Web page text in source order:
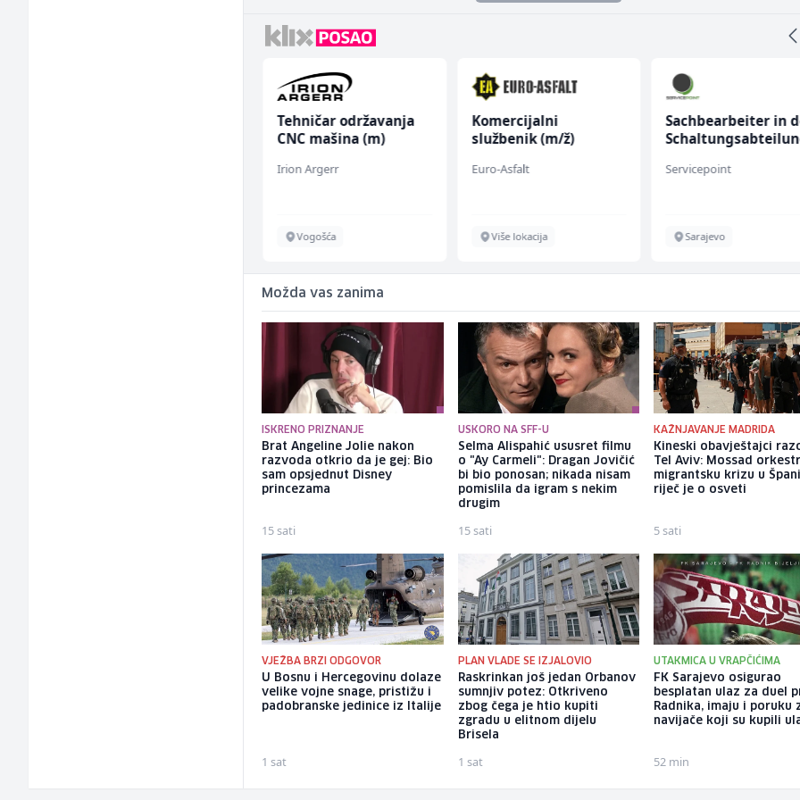
Tehničar održavanja
CNC mašina (m)
Irion Argerr
Vogošća
Komercijalni
službenik (m/ž)
Euro-Asfalt
Više lokacija
Sachbearbeiter in
Servicepoint
Sarajevo
Možda vas zanima
ISKRENO PRIZNANJE
Brat Angeline Jolie nakon
razvoda otkrio da je gej: Bio
sam opsjednut Disney
princezama
15 sati
USKORO NA SFF-U
Selma Alispahić ususret filmu
o "Ay Carmeli": Dragan Jovičić
bi bio ponosan; nikada nisam
pomislila da igram s nekim
drugim
15 sati
KAŽNJAVANJE MADRIDA
Kineski obavještajci
Tel Aviv: Mossad
migrantsku krizu u
riječ je o osveti
5 sati
VJEŽBA BRZI ODGOVOR
U Bosnu i Hercegovinu dolaze
velike vojne snage, pristižu i
padobranske jedinice iz Italije
1 sat
PLAN VLADE SE IZJALOVIO
Raskrinkan još jedan Orbanov
sumnjiv potez: Otkriveno
zbog čega je htio kupiti
zgradu u elitnom dijelu
Brisela
1 sat
UTAKMICA U VRAPČIĆIMA
FK Sarajevo osigurao
besplatan ulaz za duel
Radnika, imaju i poruku
navijače koji su kupili
52 min